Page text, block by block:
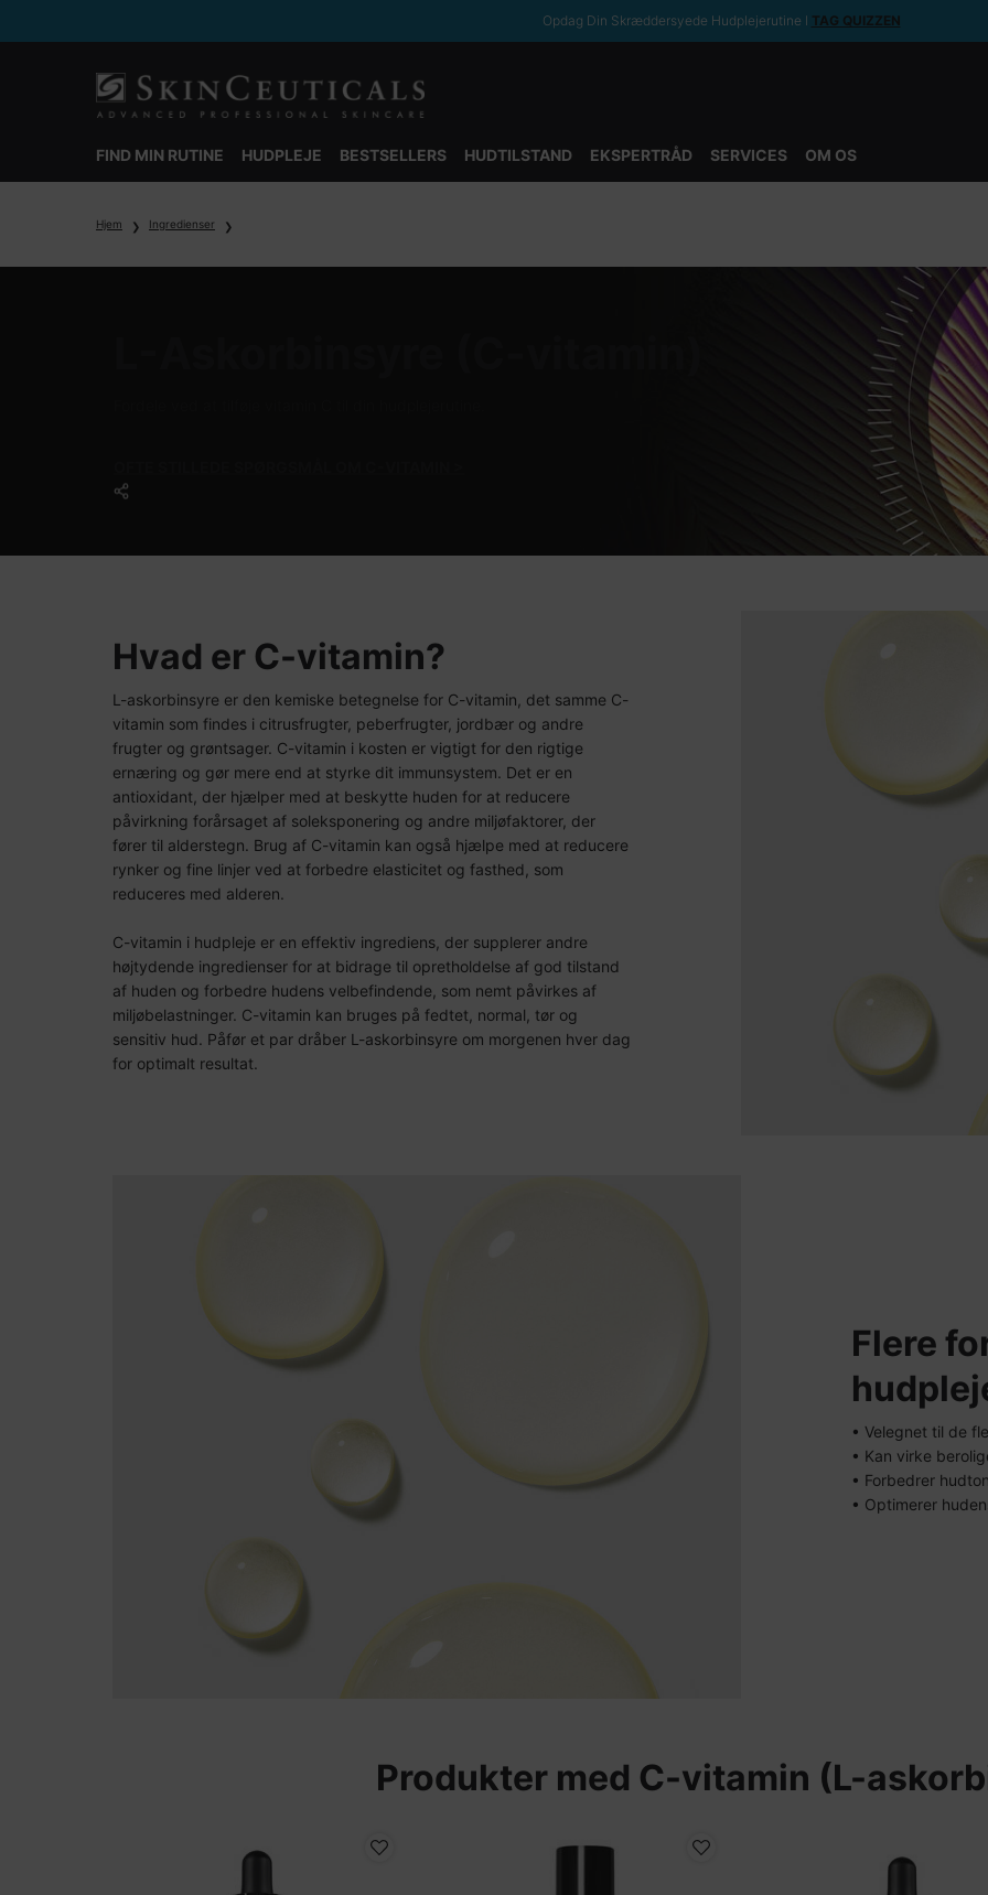
Opdag Din Skræddersyede Hudplejerutine ​ǀ TAG QUIZZEN
FIND MIN RUTINE HUDPLEJE BESTSELLERS HUDTILSTAND EKSPERTRÅD SERVICES OM OS
Hjem Ingredienser
Hvad er C-vitamin?
L-askorbinsyre er den kemiske betegnelse for C-vitamin, det samme C-
vitamin som findes i citrusfrugter, peberfrugter, jordbær og andre
frugter og grøntsager. C-vitamin i kosten er vigtigt for den rigtige
ernæring og gør mere end at styrke dit immunsystem. Det er en
antioxidant, der hjælper med at beskytte huden for at reducere
påvirkning forårsaget af soleksponering og andre miljøfaktorer, der
fører til alderstegn. Brug af C-vitamin kan også hjælpe med at reducere
rynker og fine linjer ved at forbedre elasticitet og fasthed, som
reduceres med alderen.
C-vitamin i hudpleje er en effektiv ingrediens, der supplerer andre
højtydende ingredienser for at bidrage til opretholdelse af god tilstand
af huden og forbedre hudens velbefindende, som nemt påvirkes af
miljøbelastninger. C-vitamin kan bruges på fedtet, normal, tør og
sensitiv hud. Påfør et par dråber L-askorbinsyre om morgenen hver dag
for optimalt resultat.
Flere
• Velegnet til de
• Kan virke
• Forbedrer
• Optimerer
Produkter med C-vitamin (L-